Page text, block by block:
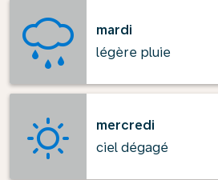
mardi
légère pluie
mercredi
ciel dégagé